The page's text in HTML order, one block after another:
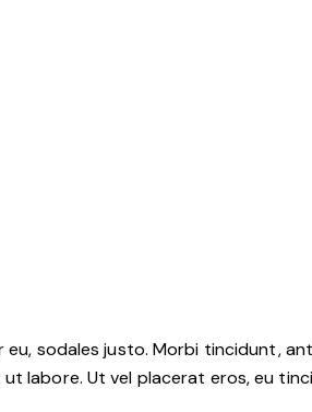
eu, sodales justo. Morbi tincidunt,
labore. Ut vel placerat eros, eu